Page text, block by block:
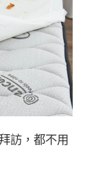
訪，都不用